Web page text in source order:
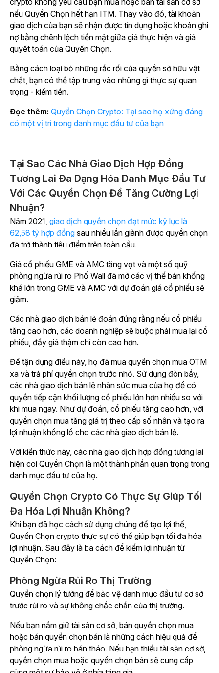
crypto không yêu cầu bạn mua hoặc bán tài sản cơ sở
nếu Quyền Chọn hết hạn ITM. Thay vào đó, tài khoản
giao dịch của bạn sẽ nhận được tín dụng hoặc khoản ghi
nợ bằng chênh lệch tiền mặt giữa giá thực hiện và giá
quyết toán của Quyền Chọn.
Bằng cách loại bỏ những rắc rối của quyền sở hữu vật
chất, bạn có thể tập trung vào những gì thực sự quan
trọng - kiếm tiền.
Đọc thêm: Quyền Chọn Crypto: Tại sao họ xứng đáng
có một vị trí trong danh mục đầu tư của bạn
Tại Sao Các Nhà Giao Dịch Hợp Đồng
Tương Lai Đa Dạng Hóa Danh Mục Đầu Tư
Với Các Quyền Chọn Để Tăng Cường Lợi
Nhuận?
Năm 2021, giao dịch quyền chọn đạt mức kỷ lục là
62,58 tỷ hợp đồng sau nhiều lần giành được quyền chọn
đã trở thành tiêu điểm trên toàn cầu.
Giá cổ phiếu GME và AMC tăng vọt và một số quỹ
phòng ngừa rủi ro Phố Wall đã mở các vị thế bán khống
khá lớn trong GME và AMC với dự đoán giá cổ phiếu sẽ
giảm.
Các nhà giao dịch bán lẻ đoán đúng rằng nếu cổ phiếu
tăng cao hơn, các doanh nghiệp sẽ buộc phải mua lại cổ
phiếu, đẩy giá thậm chí còn cao hơn.
Để tận dụng điều này, họ đã mua quyền chọn mua OTM
xa và trả phí quyền chọn trước nhỏ. Sử dụng đòn bẩy,
các nhà giao dịch bán lẻ nhân sức mua của họ để có
quyền tiếp cận khối lượng cổ phiếu lớn hơn nhiều so với
khi mua ngay. Như dự đoán, cổ phiếu tăng cao hơn, với
quyền chọn mua tăng giá trị theo cấp số nhân và tạo ra
lợi nhuận khổng lồ cho các nhà giao dịch bán lẻ.
Với kiến thức này, các nhà giao dịch hợp đồng tương lai
hiện coi Quyền Chọn là một thành phần quan trọng trong
danh mục đầu tư của họ.
Quyền Chọn Crypto Có Thực Sự Giúp Tối
Đa Hóa Lợi Nhuận Không?
Khi bạn đã học cách sử dụng chúng để tạo lợi thế,
Quyền Chọn crypto thực sự có thể giúp bạn tối đa hóa
lợi nhuận. Sau đây là ba cách để kiếm lợi nhuận từ
Quyền Chọn:
Phòng Ngừa Rủi Ro Thị Trường
Quyền chọn lý tưởng để bảo vệ danh mục đầu tư cơ sở
trước rủi ro và sự không chắc chắn của thị trường.
Nếu bạn nắm giữ tài sản cơ sở, bán quyền chọn mua
hoặc bán quyền chọn bán là những cách hiệu quả để
phòng ngừa rủi ro bán tháo. Nếu bạn thiếu tài sản cơ sở,
quyền chọn mua hoặc quyền chọn bán sẽ cung cấp